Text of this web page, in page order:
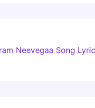
Neevegaa Song